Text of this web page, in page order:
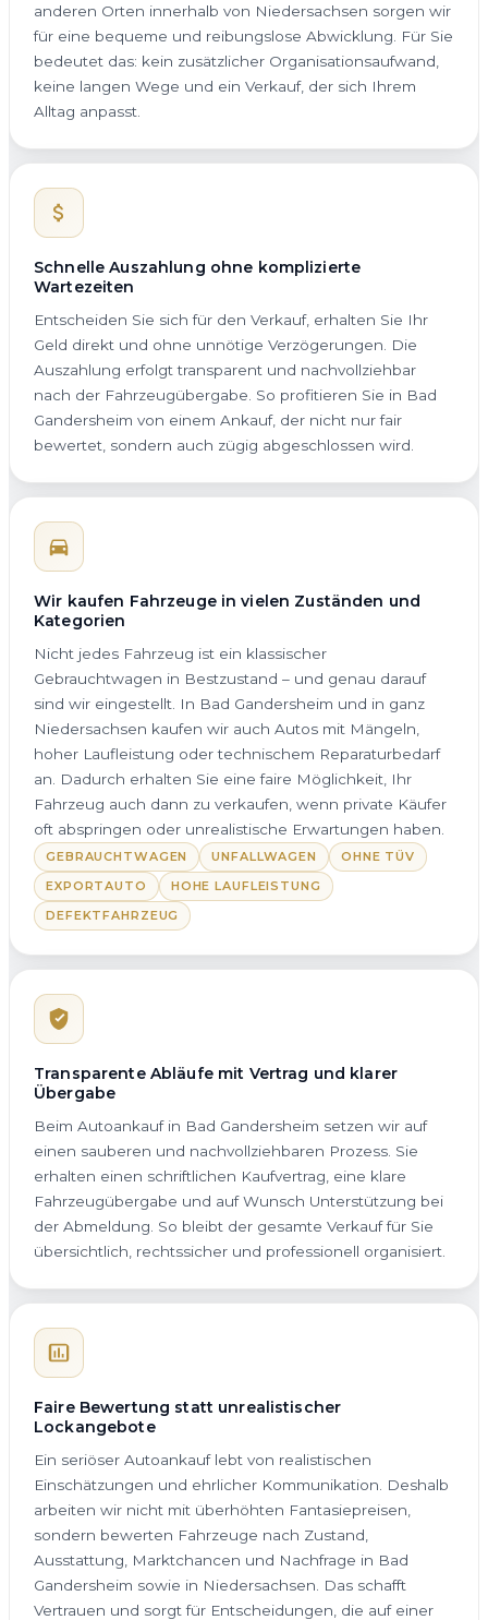
anderen Orten innerhalb von Niedersachsen sorgen wir
für eine bequeme und reibungslose Abwicklung. Für Sie
bedeutet das: kein zusätzlicher Organisationsaufwand,
keine langen Wege und ein Verkauf, der sich Ihrem
Alltag anpasst.
Schnelle Auszahlung ohne komplizierte
Wartezeiten
Entscheiden Sie sich für den Verkauf, erhalten Sie Ihr
Geld direkt und ohne unnötige Verzögerungen. Die
Auszahlung erfolgt transparent und nachvollziehbar
nach der Fahrzeugübergabe. So profitieren Sie in Bad
Gandersheim von einem Ankauf, der nicht nur fair
bewertet, sondern auch zügig abgeschlossen wird.
Wir kaufen Fahrzeuge in vielen Zuständen und
Kategorien
Nicht jedes Fahrzeug ist ein klassischer
Gebrauchtwagen in Bestzustand – und genau darauf
sind wir eingestellt. In Bad Gandersheim und in ganz
Niedersachsen kaufen wir auch Autos mit Mängeln,
hoher Laufleistung oder technischem Reparaturbedarf
an. Dadurch erhalten Sie eine faire Möglichkeit, Ihr
Fahrzeug auch dann zu verkaufen, wenn private Käufer
oft abspringen oder unrealistische Erwartungen haben.
GEBRAUCHTWAGEN UNFALLWAGEN
OHNE TÜV
EXPORTAUTO
HOHE LAUFLEISTUNG
DEFEKTFAHRZEUG
Transparente Abläufe mit Vertrag und klarer
Übergabe
Beim Autoankauf in Bad Gandersheim setzen wir auf
einen sauberen und nachvollziehbaren Prozess. Sie
erhalten einen schriftlichen Kaufvertrag, eine klare
Fahrzeugübergabe und auf Wunsch Unterstützung bei
der Abmeldung. So bleibt der gesamte Verkauf für Sie
übersichtlich, rechtssicher und professionell organisiert.
Faire Bewertung statt unrealistischer
Lockangebote
Ein seriöser Autoankauf lebt von realistischen
Einschätzungen und ehrlicher Kommunikation. Deshalb
arbeiten wir nicht mit überhöhten Fantasiepreisen,
sondern bewerten Fahrzeuge nach Zustand,
Ausstattung, Marktchancen und Nachfrage in Bad
Gandersheim sowie in Niedersachsen. Das schafft
Vertrauen und sorgt für Entscheidungen, die auf einer